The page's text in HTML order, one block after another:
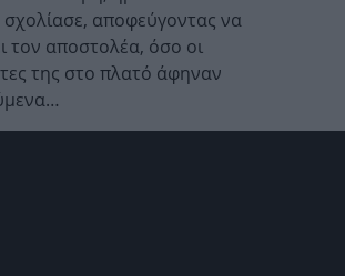
σχολίασε, αποφεύγοντας να
τον αποστολέα, όσο οι
της στο πλατό άφηναν